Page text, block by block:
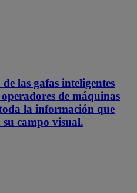
las gafas inteligentes
de máquinas
la información que
su campo visual.